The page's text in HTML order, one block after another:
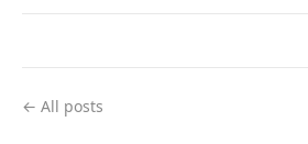
← All posts